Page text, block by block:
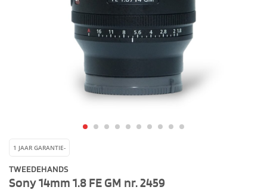
1 JAAR GARANTIE-
TWEEDEHANDS
Sony 14mm 1.8 FE GM nr. 2459